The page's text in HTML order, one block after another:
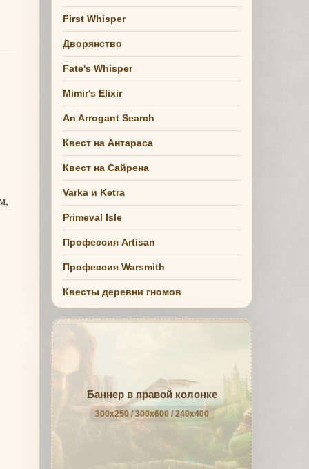
First Whisper
Дворянство
Fate's Whisper
Mimir's Elixir
An Arrogant Search
Квест на Антараса
Квест на Сайрена
Varka и Ketra
Primeval Isle
Профессия Artisan
Профессия Warsmith
Квесты деревни гномов
Баннер в правой колонке
300x250 / 300x600 / 240x400